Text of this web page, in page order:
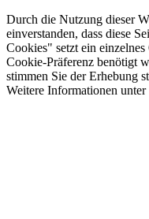
Durch die Nutzung dieser
einverstanden, dass diese
Cookies" setzt ein
Cookie-Präferenz benötigt
stimmen Sie der Erhebung
Weitere Informationen